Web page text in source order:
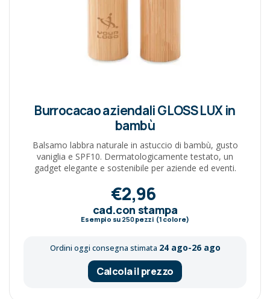
Burrocacao aziendali GLOSS LUX in
bambù
Balsamo labbra naturale in astuccio di bambù, gusto
vaniglia e SPF10. Dermatologicamente testato, un
gadget elegante e sostenibile per aziende ed eventi.
€2,96
cad.con stampa
Esempio su 250pezzi (1 colore)
Ordini oggi consegna stimata 24 ago-26 ago
Calcola il prezzo